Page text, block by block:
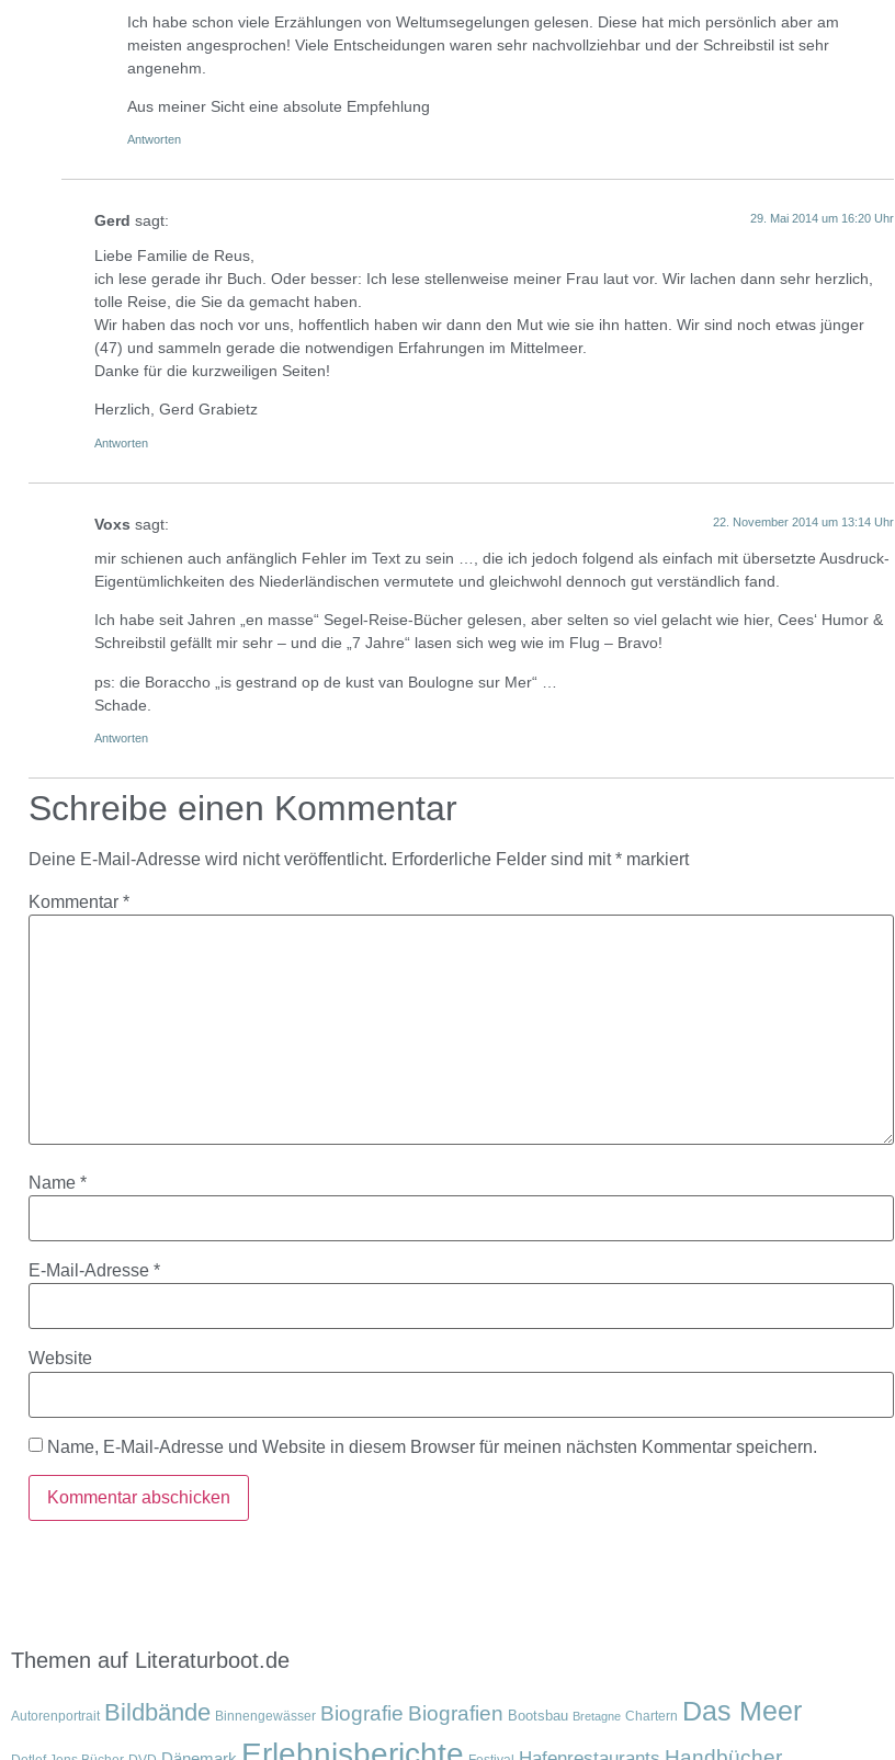
Ich habe schon viele Erzählungen von Weltumsegelungen gelesen. Diese hat mich persönlich aber am
meisten angesprochen! Viele Entscheidungen waren sehr nachvollziehbar und der Schreibstil ist sehr
angenehm.
Aus meiner Sicht eine absolute Empfehlung
Antworten
Gerd sagt: 29. Mai 2014 um 16:20 Uhr
Liebe Familie de Reus,
ich lese gerade ihr Buch. Oder besser: Ich lese stellenweise meiner Frau laut vor. Wir lachen dann sehr herzlich,
tolle Reise, die Sie da gemacht haben.
Wir haben das noch vor uns, hoffentlich haben wir dann den Mut wie sie ihn hatten. Wir sind noch etwas jünger
(47) und sammeln gerade die notwendigen Erfahrungen im Mittelmeer.
Danke für die kurzweiligen Seiten!
Herzlich, Gerd Grabietz
Antworten
Voxs sagt: 22. November 2014 um 13:14 Uhr
mir schienen auch anfänglich Fehler im Text zu sein …, die ich jedoch folgend als einfach mit übersetzte Ausdruck-
Eigentümlichkeiten des Niederländischen vermutete und gleichwohl dennoch gut verständlich fand.
Ich habe seit Jahren „en masse“ Segel-Reise-Bücher gelesen, aber selten so viel gelacht wie hier, Cees‘ Humor &
Schreibstil gefällt mir sehr – und die „7 Jahre“ lasen sich weg wie im Flug – Bravo!
ps: die Boraccho „is gestrand op de kust van Boulogne sur Mer“ …
Schade.
Antworten
Schreibe einen Kommentar
Deine E-Mail-Adresse wird nicht veröffentlicht. Erforderliche Felder sind mit* markiert
Kommentar *
Name *
E-Mail-Adresse *
Website
Name, E-Mail-Adresse und Website in diesem Browser für meinen nächsten Kommentar speichern.
Themen auf Literaturboot.de
Autorenportrait Bildbände Binnengewässer Biografie Biografien Bootsbau Bretagne Chartern Das Meer